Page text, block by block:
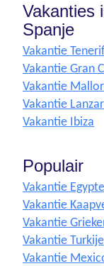
Vakanties
Spanje
Vakantie
Vakantie Gran
Vakantie
Vakantie
Vakantie Ibiza
Populair
Vakantie Egypte
Vakantie
Vakantie
Vakantie Turkije
Vakantie